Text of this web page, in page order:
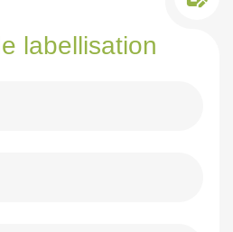
labellisation